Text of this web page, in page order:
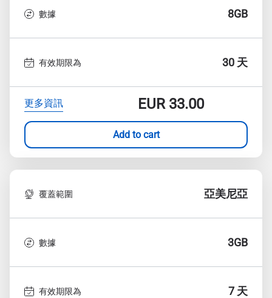
數據 8GB
有效期限為 30 天
更多資訊 EUR33.00
Add to cart
覆蓋範圍 亞美尼亞
數據 3GB
有效期限為 7 天